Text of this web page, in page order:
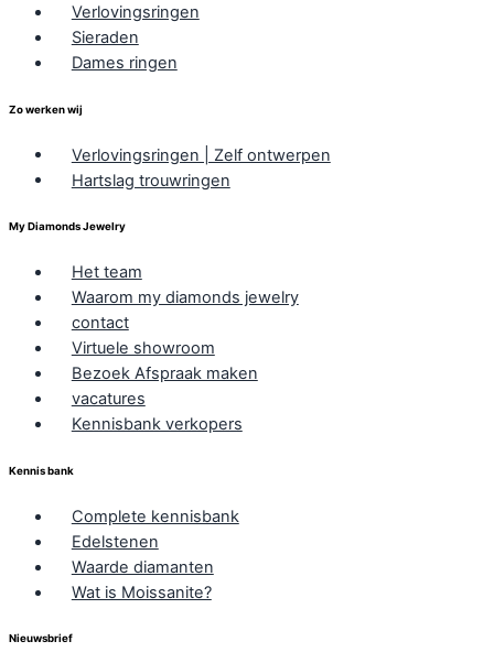
Verlovingsringen
Sieraden
Dames ringen
Zo werken wij
Verlovingsringen | Zelf ontwerpen
Hartslag trouwringen
My Diamonds Jewelry
Het team
Waarom my diamonds jewelry
contact
Virtuele showroom
Bezoek Afspraak maken
vacatures
Kennisbank verkopers
Kennis bank
Complete kennisbank
Edelstenen
Waarde diamanten
Wat is Moissanite?
Nieuwsbrief